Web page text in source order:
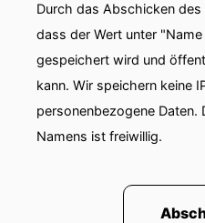
Durch das Abschicken
dass der Wert unter
gespeichert wird und
kann. Wir speichern keine
personenbezogene Daten.
Namens ist freiwillig.